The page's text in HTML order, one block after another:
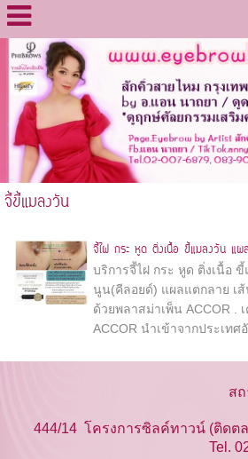
จี้ขี้แมลงวัน
จี้ไฝ กระ หูด ติ่งเนื้อ ขี้แมลงวัน แ
บริการจี้ไฝ กระ หูด ติ่งเนื้อ
นูน(คีลอยด์) แผลแตกลาย เ
ด้วยพลาสม่าเพ็น ACCOR .
ACCOR นำเข้าจากประเทศ
ส
444/14 โครงการซิลค์ทาวน์ (ติดต
Tel.